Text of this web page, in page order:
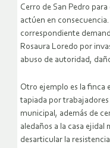
Cerro de San Pedro
actúen en
correspondiente
Rosaura Loredo por
abuso de autoridad,
Otro ejemplo es la finca
tapiada por
municipal, además de
aledaños a la casa
desarticular la